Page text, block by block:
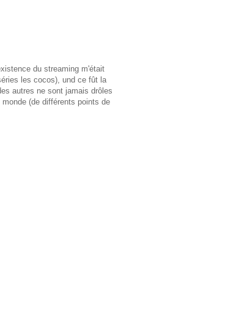
du streaming m'était
les cocos), und ce fût la
autres ne sont jamais drôles
(de différents points de